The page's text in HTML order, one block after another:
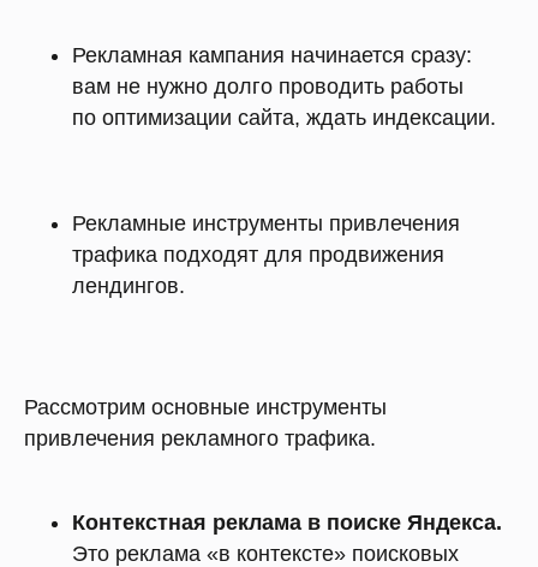
Рекламная кампания начинается сразу:
вам не нужно долго проводить работы
по оптимизации сайта, ждать индексации.
Рекламные инструменты привлечения
трафика подходят для продвижения
лендингов.
Рассмотрим основные инструменты
привлечения рекламного трафика.
Контекстная реклама в поиске Яндекса.
Это реклама «в контексте» поисковых